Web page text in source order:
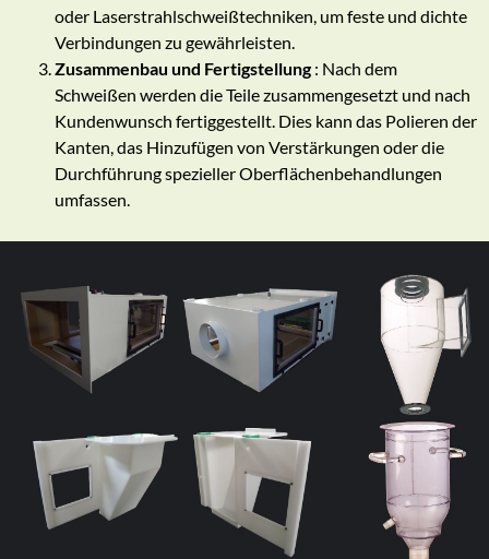
oder Laserstrahlschweißtechniken, um feste und dichte
Verbindungen zu gewährleisten.
Zusammenbau und Fertigstellung : Nach dem
Schweißen werden die Teile zusammengesetzt und nach
Kundenwunsch fertiggestellt. Dies kann das Polieren der
Kanten, das Hinzufügen von Verstärkungen oder die
Durchführung spezieller Oberflächenbehandlungen
umfassen.